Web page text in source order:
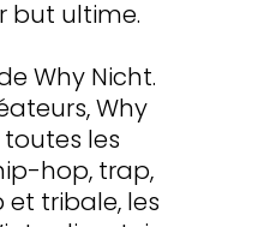
but ultime.
Why Nicht.
Why
les
hop, trap,
tribale, les